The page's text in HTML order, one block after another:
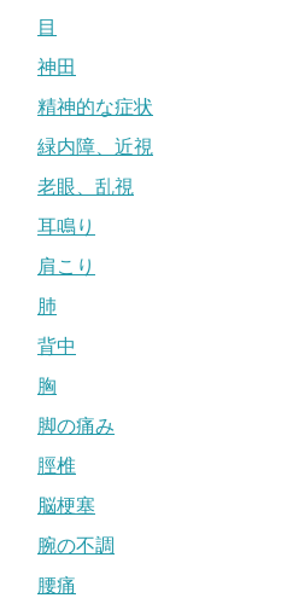
目
神田
精神的な症状
緑内障、近視
老眼、乱視
耳鳴り
肩こり
肺
背中
胸
脚の痛み
脛椎
脳梗塞
腕の不調
腰痛